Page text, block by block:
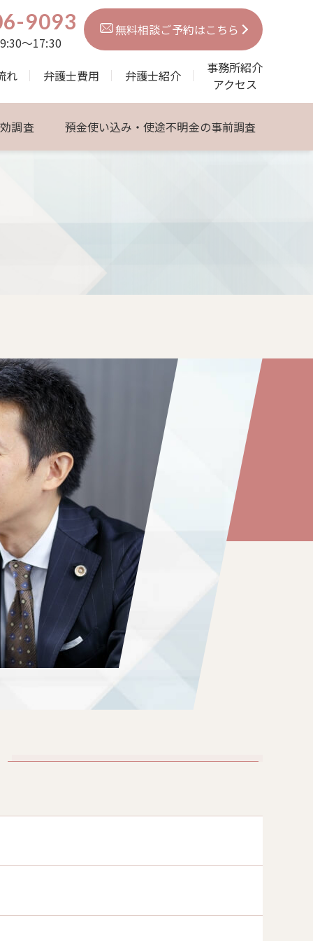
9093
～17:30
無料相談ご予約はこちら
れ 弁護士費用 弁護士紹介
事務所紹介
アクセス
調査 預金使い込み・使途不明金の事前調査